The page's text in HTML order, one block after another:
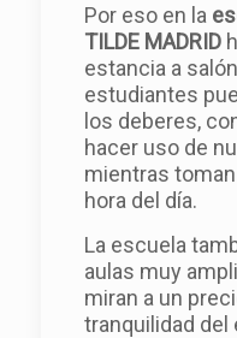
Por eso en la
TILDE MADRID
estancia a
estudiantes
los deberes,
hacer uso de
mientras
hora del día.
La escuela
aulas muy
miran a un
tranquilidad del